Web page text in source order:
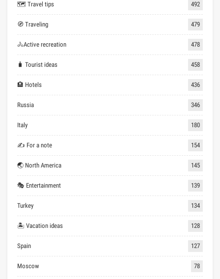
🗺 Travel tips 492
🧭 Traveling 479
🚴Active recreation 478
🧳 Tourist ideas 458
🏨 Hotels 436
Russia 346
Italy 180
✍ For a note 154
🌏 North America 145
🎭 Entertainment 139
Turkey 134
🏝 Vacation ideas 128
Spain 127
Moscow 78